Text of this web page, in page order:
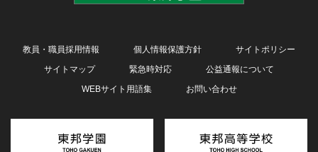
教員・職員採用情報 個人情報保護方針
サイトポリシー
サイトマップ
緊急時対応
公益通報について
WEBサイト用語集
お問い合わせ